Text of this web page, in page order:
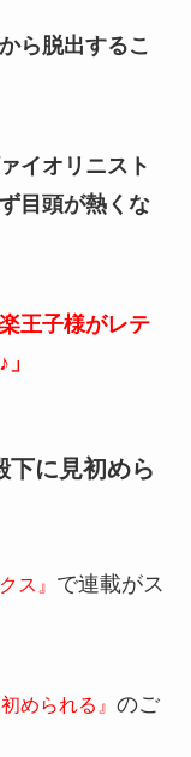
ら脱出するこ
イオリニスト
目頭が熱くな
王子様がレテ
下に見初めら
ス』 で連載がス
められる』 のご